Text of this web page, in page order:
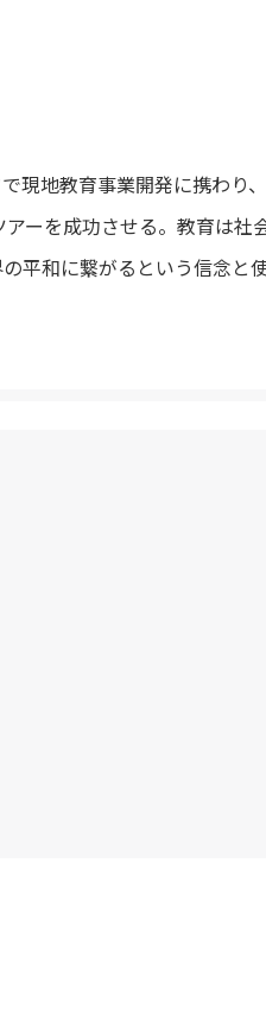
現地教育事業開発に携わり
ーを成功させる。教育は社
平和に繋がるという信念と